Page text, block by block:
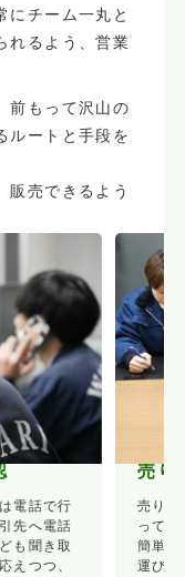
チーム一丸と
れるよう、営業
前もって沢山の
ルートと手段を
販売できるよう
電話で行
先へ電話
も聞き取
えつつ、
売り
売り込
って
簡単に
運び、